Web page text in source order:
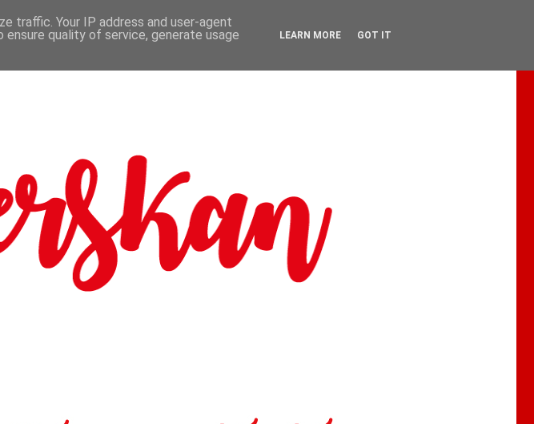
traffic. Your IP address and user-agent
quality of service, generate usage
LEARN MORE GOT IT